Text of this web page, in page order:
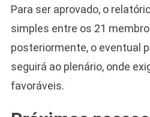
Para ser aprovado, o
simples entre os 21
posteriormente, o eventual
seguirá ao plenário, onde
favoráveis.